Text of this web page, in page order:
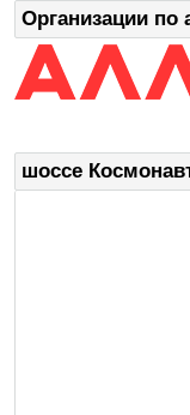
Организации по
шоссе